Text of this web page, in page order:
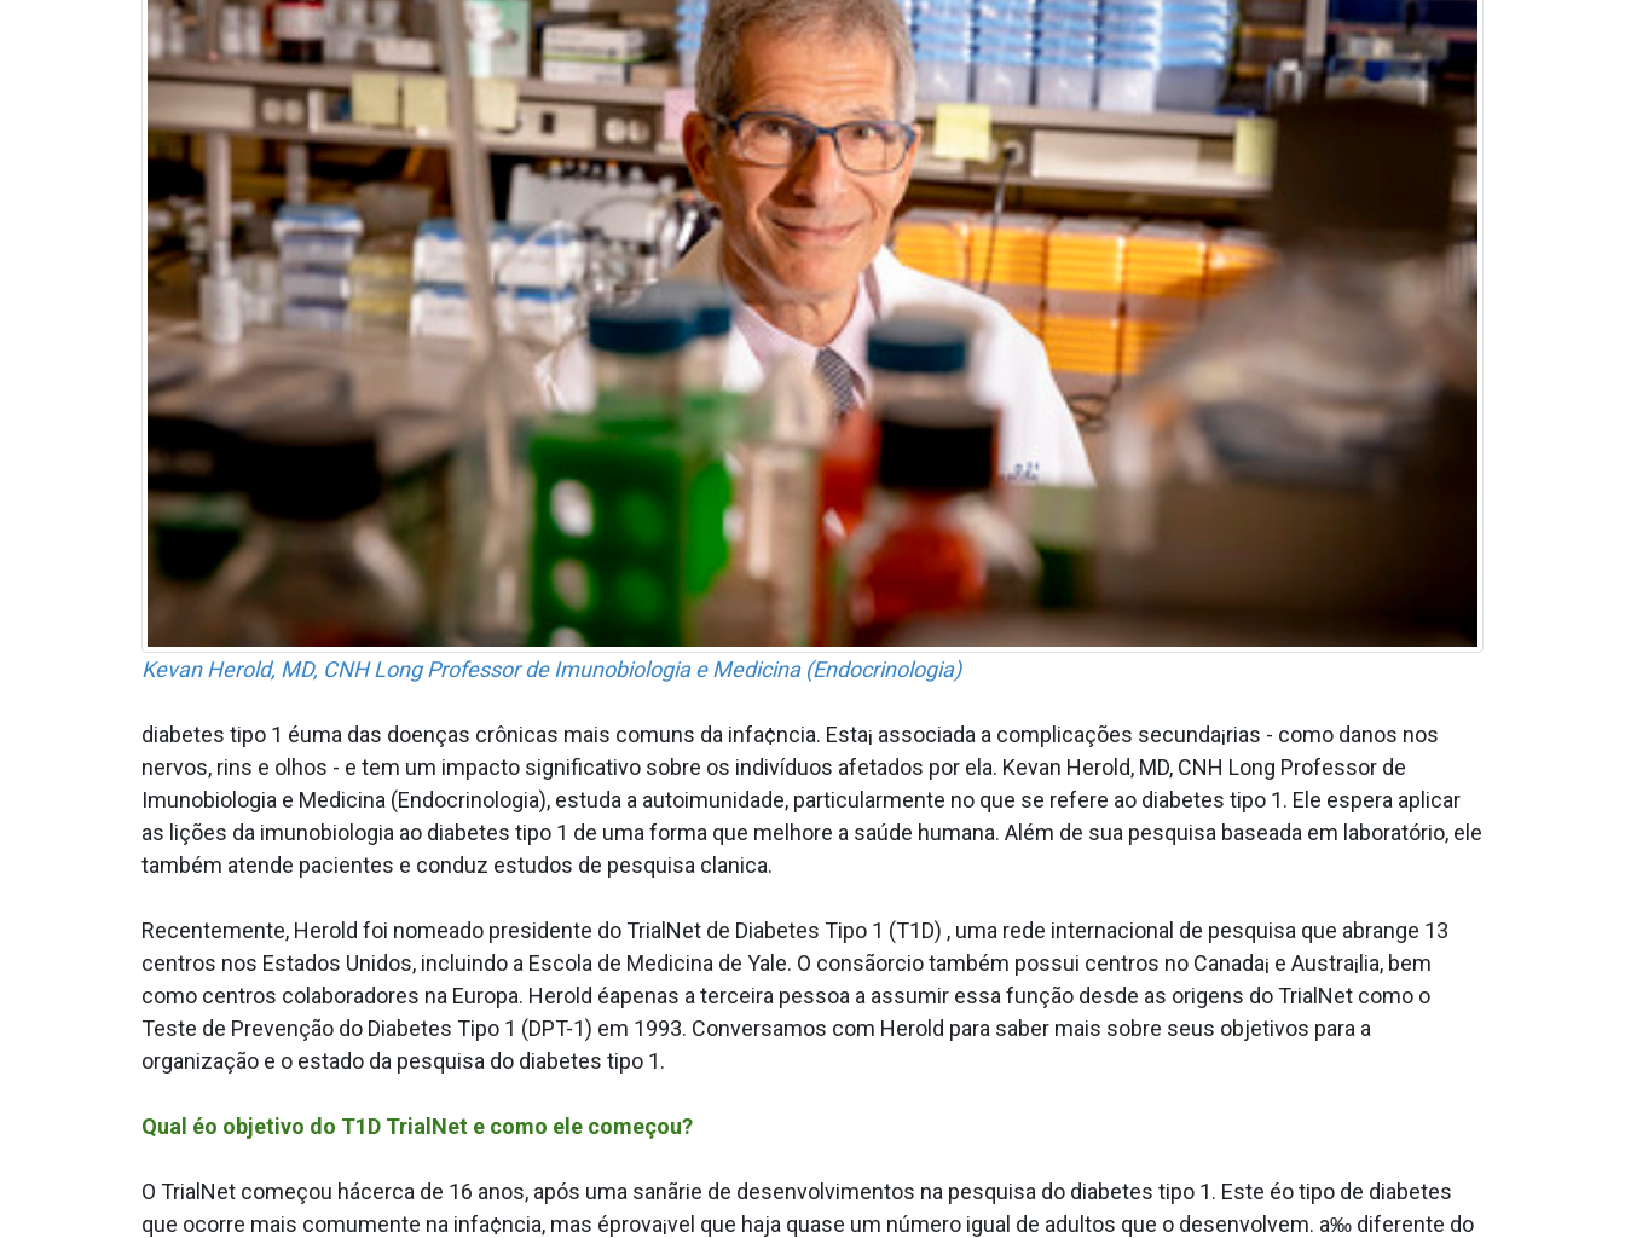
Kevan Herold, MD, CNH Long Professor de Imunobiologia e Medicina (Endocrinologia)
diabetes tipo 1 éuma das doenças crônicas mais comuns da infa¢ncia. Esta¡ associada a complicações secunda¡rias - como danos nos
nervos, rins e olhos - e tem um impacto significativo sobre os indivíduos afetados por ela. Kevan Herold, MD, CNH Long Professor de
Imunobiologia e Medicina (Endocrinologia), estuda a autoimunidade, particularmente no que se refere ao diabetes tipo 1. Ele espera aplicar
as lições da imunobiologia ao diabetes tipo 1 de uma forma que melhore a saúde humana. Além de sua pesquisa baseada em laboratório, ele
também atende pacientes e conduz estudos de pesquisa cla­nica.
Recentemente, Herold foi nomeado presidente do TrialNet de Diabetes Tipo 1 (T1D) , uma rede internacional de pesquisa que abrange 13
centros nos Estados Unidos, incluindo a Escola de Medicina de Yale. O consãorcio também possui centros no Canada¡ e Austra¡lia, bem
como centros colaboradores na Europa. Herold éapenas a terceira pessoa a assumir essa função desde as origens do TrialNet como o
Teste de Prevenção do Diabetes Tipo 1 (DPT-1) em 1993. Conversamos com Herold para saber mais sobre seus objetivos para a
organização e o estado da pesquisa do diabetes tipo 1.
Qual éo objetivo do T1D TrialNet e como ele começou?
O TrialNet começou hácerca de 16 anos, após uma sanãrie de desenvolvimentos na pesquisa do diabetes tipo 1. Este éo tipo de diabetes
que ocorre mais comumente na infa¢ncia, mas éprova¡vel que haja quase um número igual de adultos que o desenvolvem. a‰ diferente do